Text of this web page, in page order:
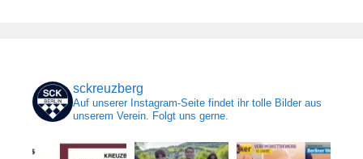
sckreuzberg
Auf unserer Instagram-Seite findet ihr tolle Bilder aus
unserem Verein. Folgt uns gerne.